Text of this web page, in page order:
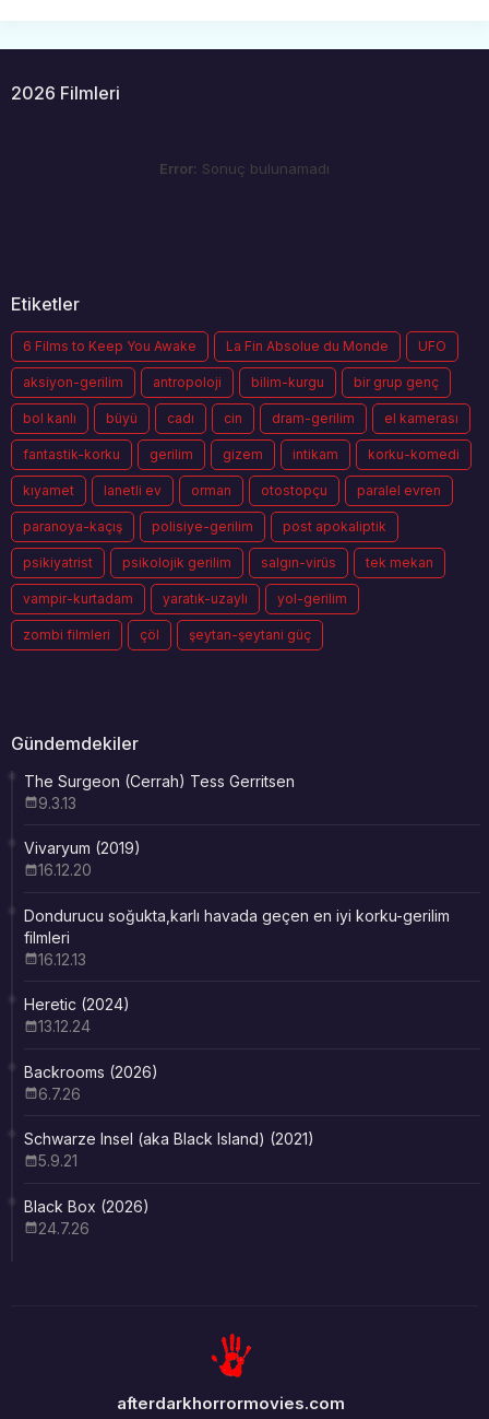
2026 Filmleri
Error: Sonuç bulunamadı
Etiketler
6 Films to Keep You Awake La Fin Absolue du Monde UFO
aksiyon-gerilim antropoloji bilim-kurgu bir grup genç
bol kanlı büyü cadı cin dram-gerilim el kamerası
fantastik-korku gerilim gizem intikam korku-komedi
kıyamet lanetli ev orman otostopçu paralel evren
paranoya-kaçış polisiye-gerilim post apokaliptik
psikiyatrist psikolojik gerilim salgın-virüs tek mekan
vampir-kurtadam yaratık-uzaylı yol-gerilim
zombi filmleri çöl şeytan-şeytani güç
Gündemdekiler
The Surgeon (Cerrah) Tess Gerritsen
9.3.13
Vivaryum (2019)
16.12.20
Dondurucu soğukta,karlı havada geçen en iyi korku-gerilim
filmleri
16.12.13
Heretic (2024)
13.12.24
Backrooms (2026)
6.7.26
Schwarze Insel (aka Black Island) (2021)
5.9.21
Black Box (2026)
24.7.26
afterdarkhorrormovies.com